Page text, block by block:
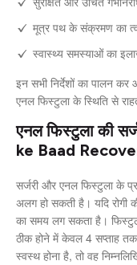
मूत्र पथ के संक्रमण का
स्वास्थ्य समस्याओं का
इन सभी निर्देशों का पालन
एनल फिस्टुला के स्थिति से
एनल फिस्टुला की
ke Baad
सर्जरी और एनल फिस्टुला के
अलग हो सकती है। यदि रोगी
का समय लग सकता है।
ठीक होने में केवल 4 सप्ताह
स्वस्थ होना है, तो वह